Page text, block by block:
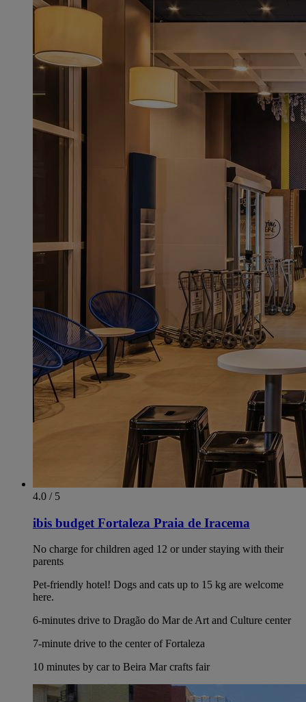
4.0 / 5
ibis budget Fortaleza Praia de Iracema
No charge for children aged 12 or under staying with their
parents
Pet-friendly hotel! Dogs and cats up to 15 kg are welcome
here.
6-minutes drive to Dragão do Mar de Art and Culture center
7-minute drive to the center of Fortaleza
10 minutes by car to Beira Mar crafts fair